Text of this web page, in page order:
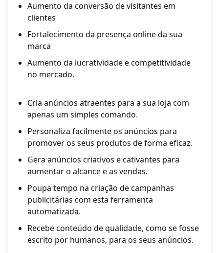
Aumento da conversão de visitantes em
clientes
Fortalecimento da presença online da sua
marca
Aumento da lucratividade e competitividade
no mercado.
Cria anúncios atraentes para a sua loja com
apenas um simples comando.
Personaliza facilmente os anúncios para
promover os seus produtos de forma eficaz.
Gera anúncios criativos e cativantes para
aumentar o alcance e as vendas.
Poupa tempo na criação de campanhas
publicitárias com esta ferramenta
automatizada.
Recebe conteúdo de qualidade, como se fosse
escrito por humanos, para os seus anúncios.